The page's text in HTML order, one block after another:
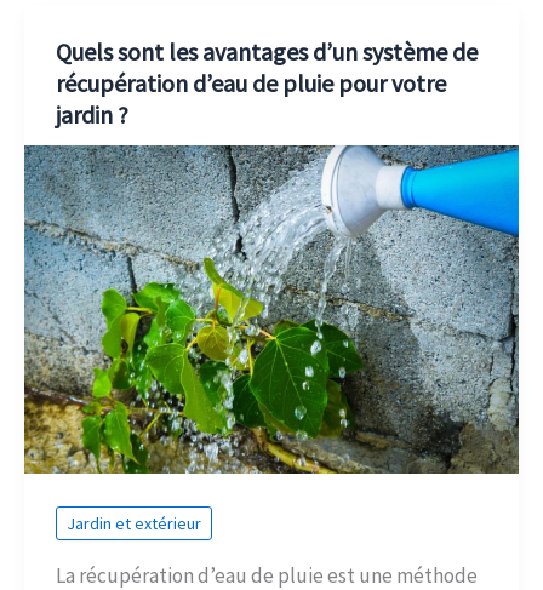
Quels sont les avantages d’un système de
récupération d’eau de pluie pour votre
jardin ?
Jardin et extérieur
La récupération d’eau de pluie est une méthode